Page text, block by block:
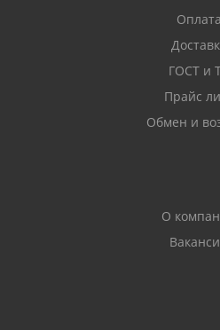
Оплата
ГОСТ и
Прайс
Обмен и
О